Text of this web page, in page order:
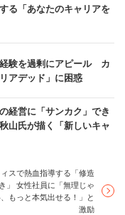
ぶる川岸氏
る「あなたのキャリアを
験を過剰にアピール カ
アデッド」に困惑
経営に「サンカク」でき
氏が描く「新しいキャ
スで熱血指導する「修造
」 女性社員に「無理じゃ
もっと本気出せる！」と
激励